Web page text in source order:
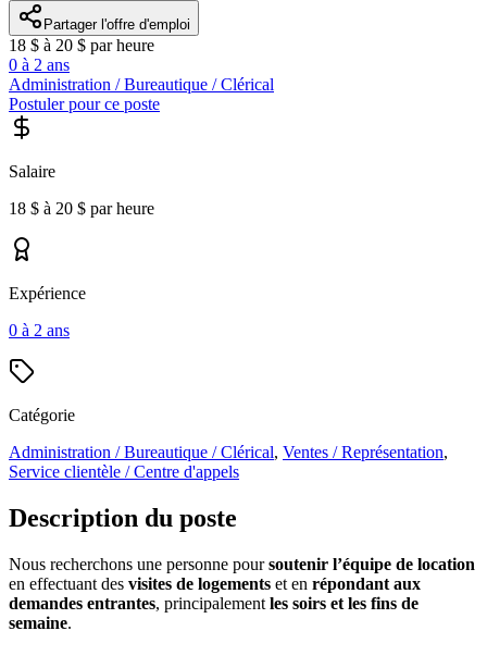
Partager l'offre d'emploi
18 $ à 20 $ par heure
0 à 2 ans
Administration / Bureautique / Clérical
Postuler pour ce poste
Salaire
18 $ à 20 $ par heure
Expérience
0 à 2 ans
Catégorie
Administration / Bureautique / Clérical, Ventes / Représentation,
Service clientèle / Centre d'appels
Description du poste
Nous recherchons une personne poursoutenir l’équipe de location
en effectuant des visites de logements et en répondant aux
demandes entrantes, principalement les soirs et les fins de
semaine.